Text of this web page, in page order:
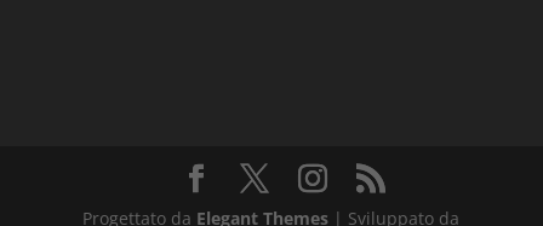
Progettato da Elegant Themes | Sviluppato da